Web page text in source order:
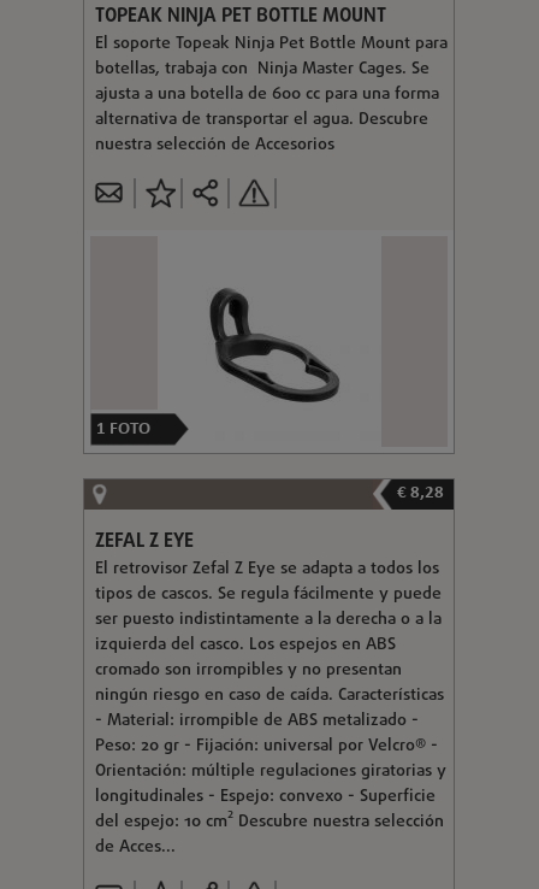
TOPEAK NINJA PET BOTTLE MOUNT
El soporte Topeak Ninja Pet Bottle Mount para
botellas, trabaja con Ninja Master Cages. Se
ajusta a una botella de 600 cc para una forma
alternativa de transportar el agua. Descubre
nuestra selección de Accesorios
1 FOTO
€ 8,28
ZEFAL Z EYE
El retrovisor Zefal Z Eye se adapta a todos los
tipos de cascos. Se regula fácilmente y puede
ser puesto indistintamente a la derecha o a la
izquierda del casco. Los espejos en ABS
cromado son irrompibles y no presentan
ningún riesgo en caso de caída. Características
- Material: irrompible de ABS metalizado -
Peso: 20 gr - Fijación: universal por Velcro® -
Orientación: múltiple regulaciones giratorias y
longitudinales - Espejo: convexo - Superficie
del espejo: 10 cm² Descubre nuestra selección
de Acces...